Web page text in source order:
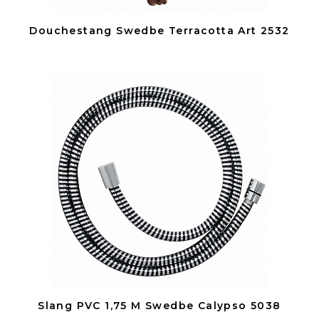
Douchestang Swedbe Terracotta Art 2532
Slang PVC 1,75 M Swedbe Calypso 5038